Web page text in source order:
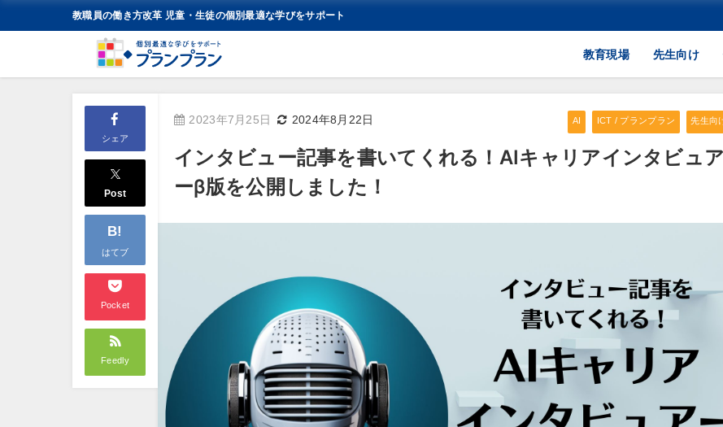
教職員の働き方改革 児童・生徒の個別最適な学びをサポート
教育現場 先生向け
シェア
Post
B!
はてブ
Pocket
Feedly
2023年7月25日 2024年8月22日 AI ICT / プランプラン 先生向
インタビュー記事を書いてくれる！AIキャリアインタビュア
ーβ版を公開しました！